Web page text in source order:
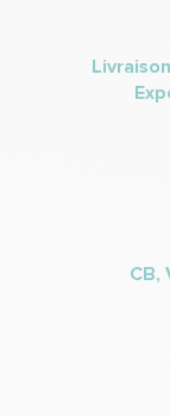
CB,